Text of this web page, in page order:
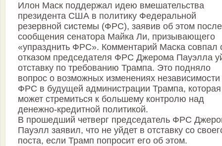
Илон Маск поддержал идею вмешательства
президента США в политику Федеральной
резервной системы (ФРС), заявив об этом после
сообщения сенатора Майка Ли, призывающего
«упразднить ФРС». Комментарий Маска совпал
отказом председателя ФРС Джерома Пауэлла
отставку по требованию Трампа. Это подняло
вопрос о возможных изменениях независимости
ФРС в будущей администрации Трампа, которая
может стремиться к большему контролю над
денежно-кредитной политикой.
В прошедший четверг председатель ФРС
Пауэлл заявил, что не уйдет в отставку со
поста, если Трамп попросит его об этом.